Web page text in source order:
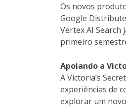
Os novos
Google
Vertex AI Search
primeiro
Apoiando a
A Victoria’s
experiências de
explorar um